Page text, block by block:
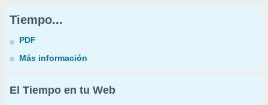
Tiempo...
PDF
Más información
El Tiempo en tu Web